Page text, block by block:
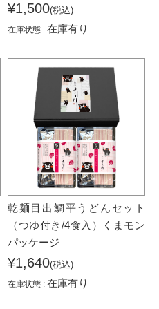
¥1,500(税込)
在庫状態 : 在庫有り
乾麺目出鯛平うどんセット
（つゆ付き/4食入）くまモン
パッケージ
¥1,640(税込)
在庫状態 : 在庫有り